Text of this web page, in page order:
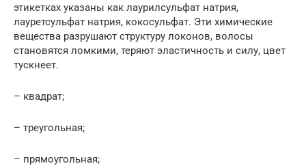
этикетках указаны как лаурилсульфат натрия,
лауретсульфат натрия, кокосульфат. Эти химические
вещества разрушают структуру локонов, волосы
становятся ломкими, теряют эластичность и силу, цвет
тускнеет.
– квадрат;
– треугольная;
– прямоугольная;